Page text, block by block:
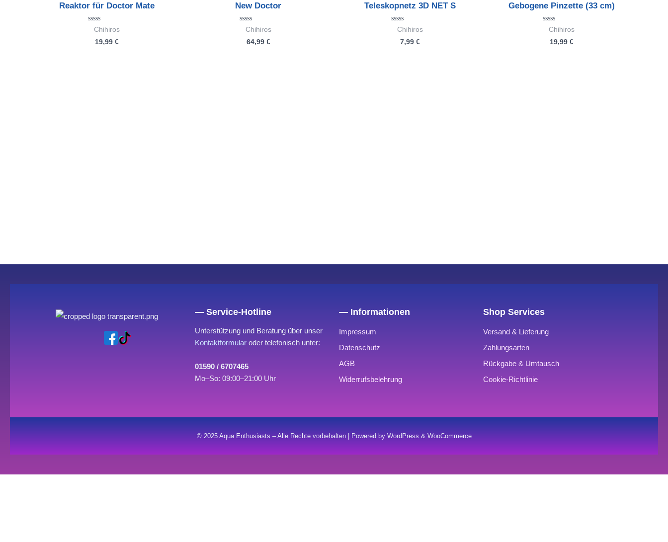
Reaktor für Doctor Mate
Bewertet
Chihiros
19,99 €
New Doctor
Bewertet
Chihiros
64,99 €
Teleskopnetz 3D NET S
Bewertet
Chihiros
7,99 €
Gebogene Pinzette (33 cm)
Bewertet
Chihiros
19,99 €
— Service-Hotline
Unterstützung und Beratung über unser
Kontaktformular oder telefonisch unter:
01590 / 6707465
Mo–So: 09:00–21:00 Uhr
— Informationen
Impressum
Datenschutz
AGB
Widerrufsbelehrung
Shop Services
Versand & Lieferung
Zahlungsarten
Rückgabe & Umtausch
Cookie-Richtlinie
© 2025 Aqua Enthusiasts – Alle Rechte vorbehalten | Powered by WordPress & WooCommerce